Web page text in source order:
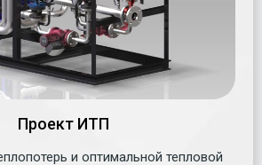
Проект ИТП
и оптимальной тепловой